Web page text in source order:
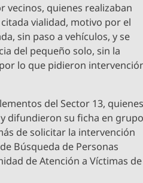
vecinos, quienes realizaban
vialidad, motivo por el
sin paso a vehículos, y se
del pequeño solo, sin la
lo que pidieron
del Sector 13,
difundieron su ficha en
de solicitar la intervención
Búsqueda de Personas
de Atención a Víctimas de